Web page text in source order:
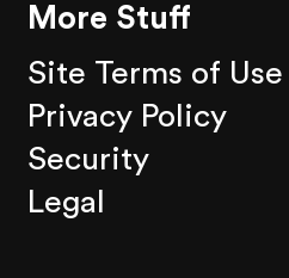
More Stuff
Site Terms of Use
Privacy Policy
Security
Legal